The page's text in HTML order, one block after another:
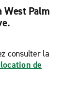
West Palm
consulter la
de